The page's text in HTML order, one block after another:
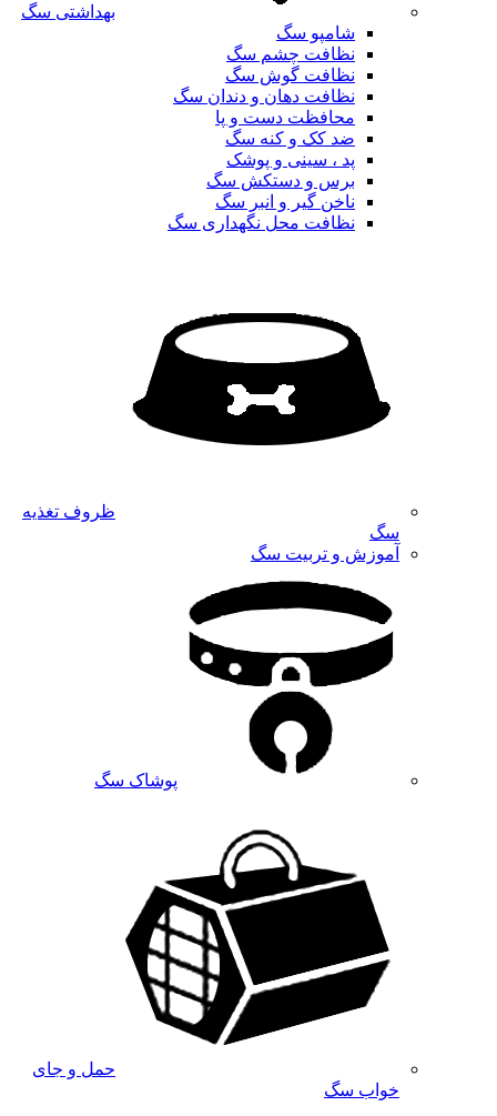
بهداشتی سگ
شامپو سگ
نظافت چشم سگ
نظافت گوش سگ
نظافت دهان و دندان سگ
محافظت دست و پا
ضد کک و کنه سگ
پد ، سینی و پوشک
برس و دستکش سگ
ناخن گیر و انبر سگ
نظافت محل نگهداری سگ
ظروف تغذیه
سگ
آموزش و تربیت سگ
پوشاک سگ
حمل و جای
خواب سگ